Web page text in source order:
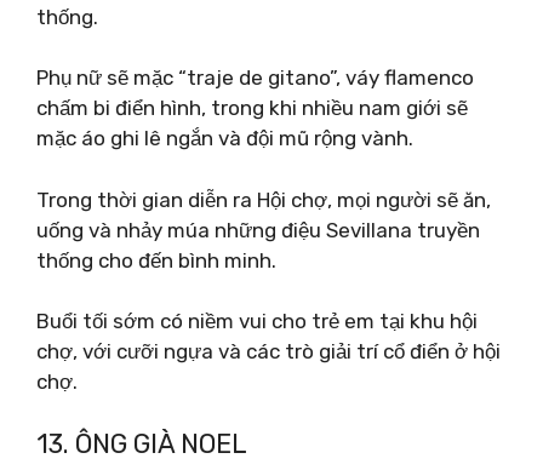
thống.
Phụ nữ sẽ mặc “traje de gitano”, váy flamenco
chấm bi điển hình, trong khi nhiều nam giới sẽ
mặc áo ghi lê ngắn và đội mũ rộng vành.
Trong thời gian diễn ra Hội chợ, mọi người sẽ ăn,
uống và nhảy múa những điệu Sevillana truyền
thống cho đến bình minh.
Buổi tối sớm có niềm vui cho trẻ em tại khu hội
chợ, với cưỡi ngựa và các trò giải trí cổ điển ở hội
chợ.
13. ÔNG GIÀ NOEL